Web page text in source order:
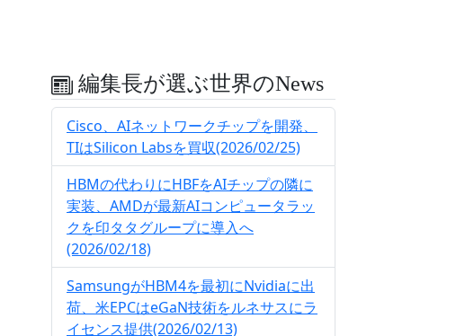
編集長が選ぶ世界のNews
Cisco、AIネットワークチップを開発、
TIはSilicon Labsを買収(2026/02/25)
HBMの代わりにHBFをAIチップの隣に
実装、AMDが最新AIコンピュータラッ
クを印タタグループに導入へ
(2026/02/18)
SamsungがHBM4を最初にNvidiaに出
荷、米EPCはeGaN技術をルネサスにラ
イセンス提供(2026/02/13)